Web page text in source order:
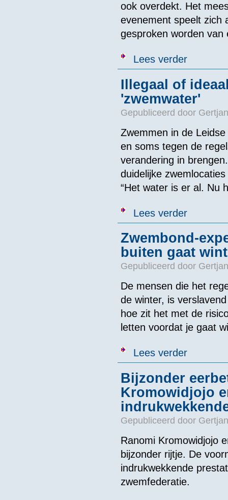
ook overdekt. Het
evenement speelt zich
gesproken worden van
Lees verderover De 8 uur
Illegaal of
'zwemwater'
Gepubliceerd door
Zwemmen in de
en soms tegen de
verandering in
duidelijke
“Het water is er al. Nu
Lees verderover Illegaal
Zwembond-
buiten gaat
Gepubliceerd door
De mensen die het
de winter, is
hoe zit het met de
letten voordat je gaat
Lees verderover
Bijzonder
Kromowidjojo
Gepubliceerd door
Ranomi Kromowidjojo
bijzonder rijtje. De
indrukwekkende
zwemfederatie.